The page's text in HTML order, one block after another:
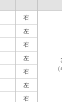
右
左
右
左
右
左
右